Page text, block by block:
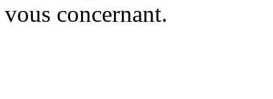
vous concernant.